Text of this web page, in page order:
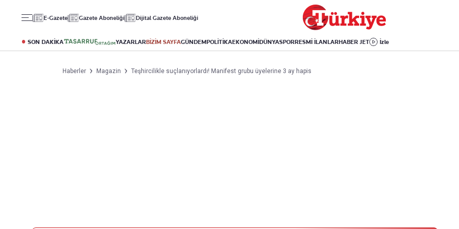
E-Gazete Gazete Aboneliği Dijital Gazete Aboneliği
SON DAKİKA YAZARLARBİZİM SAYFAGÜNDEMPOLİTİKAEKONOMİDÜNYASPORRESMİ İLANLARHABER JET İzle
Altın
Döviz
Kripto Para
Puan Durumu
Fikstür
Avrupa Ligi
Avrupa
Amerika
İsrail-Gazze
Yaşam
Sağlık
Yemek
Kitap
Haberler Magazin Teşhircilikle suçlanıyorlardı! Manifest grubu üyelerine 3 ay hapis